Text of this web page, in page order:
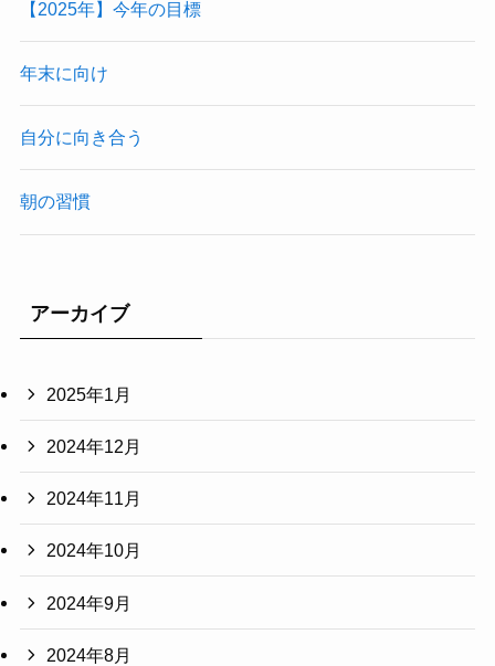
【2025年】今年の目標
年末に向け
自分に向き合う
朝の習慣
アーカイブ
2025年1月
2024年12月
2024年11月
2024年10月
2024年9月
2024年8月